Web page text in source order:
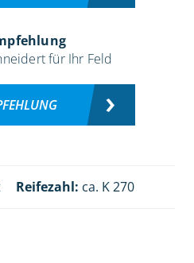
für Ihr Feld
Reifezahl: ca. K 270